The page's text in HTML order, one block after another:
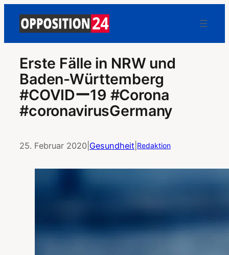
Erste Fälle in NRW und
Baden-Württemberg
#COVIDー19 #Corona
#coronavirusGermany
25. Februar 2020 Gesundheit Redaktion